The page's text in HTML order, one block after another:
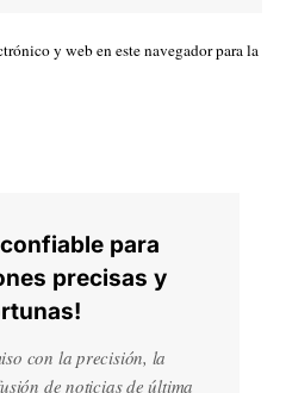
y web en este navegador para la
para
precisas y
con la precisión, la
de noticias de última